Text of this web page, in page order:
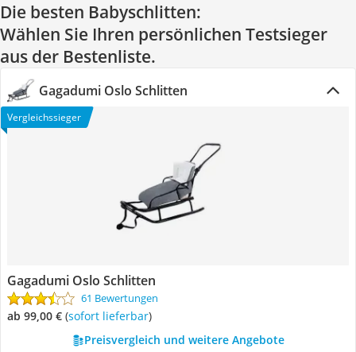
Die besten Babyschlitten:
Wählen Sie Ihren persönlichen Testsieger
aus der Bestenliste.
Gagadumi Oslo Schlitten
Vergleichssieger
Gagadumi Oslo Schlitten
61 Bewertungen
ab 99,00 € ( Sofort lieferbar)
Preisvergleich und weitere Angebote